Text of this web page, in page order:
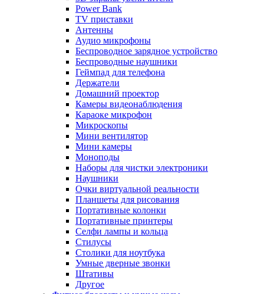
Power Bank
TV приставки
Антенны
Аудио микрофоны
Беспроводное зарядное устройство
Беспроводные наушники
Геймпад для телефона
Держатели
Домашний проектор
Камеры видеонаблюдения
Караоке микрофон
Микроскопы
Мини вентилятор
Мини камеры
Моноподы
Наборы для чистки электроники
Наушники
Очки виртуальной реальности
Планшеты для рисования
Портативные колонки
Портативные принтеры
Селфи лампы и кольца
Стилусы
Столики для ноутбука
Умные дверные звонки
Штативы
Другое